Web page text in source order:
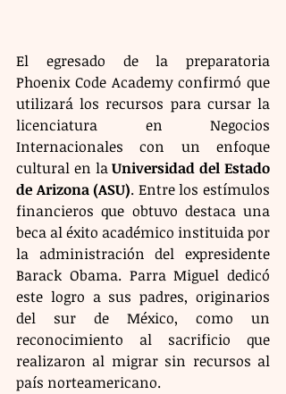
El egresado de la preparatoria
Phoenix Code Academy confirmó que
utilizará los recursos para cursar la
licenciatura en Negocios
Internacionales con un enfoque
cultural en la Universidad del Estado
de Arizona (ASU). Entre los estímulos
financieros que obtuvo destaca una
beca al éxito académico instituida por
la administración del expresidente
Barack Obama. Parra Miguel dedicó
este logro a sus padres, originarios
del sur de México, como un
reconocimiento al sacrificio que
realizaron al migrar sin recursos al
país norteamericano.